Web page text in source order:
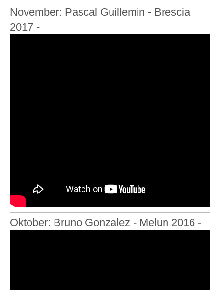
November: Pascal Guillemin - Brescia
2017 -
Oktober: Bruno Gonzalez - Melun 2016 -